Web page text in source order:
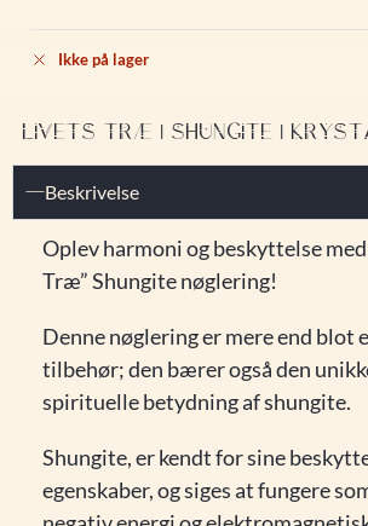
Ikke på lager
LIVETS TRÆ | SHUNGITE |
Beskrivelse
Oplev harmoni og beskyttelse
Træ” Shungite nøglering!
Denne nøglering er mere end blot
tilbehør; den bærer også den
spirituelle betydning af shungite.
Shungite, er kendt for sine
egenskaber, og siges at fungere